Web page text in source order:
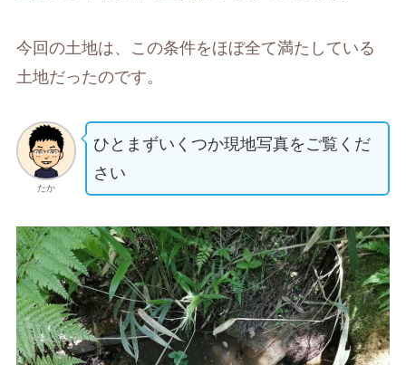
今回の土地は、この条件をほぼ全て満たしている
土地だったのです。
たか
ひとまずいくつか現地写真をご覧くだ
さい